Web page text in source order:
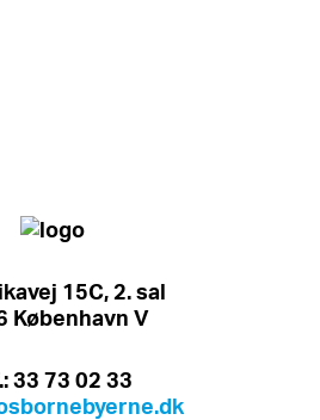
15C, 2. sal
København V
33 73 02 33